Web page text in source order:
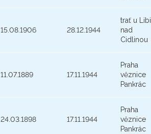
15.08.1906 28.12.1944
trať u
nad
Cidlinou
11.07.1889 17.11.1944
Praha
věznice
Pankrác
24.03.1898 17.11.1944
Praha
věznice
Pankrác